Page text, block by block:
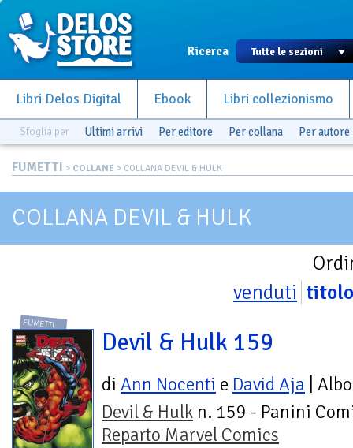
Ricerca
Libri Delos Digital Ebook Libri collezionismo
Sfoglia per Ultimi arrivi Per editore Per collana Per autore
FUMETTI > COLLANE > COLLANA DEVIL & HULK
COLLANA DEVIL & HULK
venduti titolo
FUMETTI
Devil & Hulk 159
di Ann Nocenti e David Aja | Albo
Devil & Hulk n. 159 - Panini
Reparto Marvel Comics